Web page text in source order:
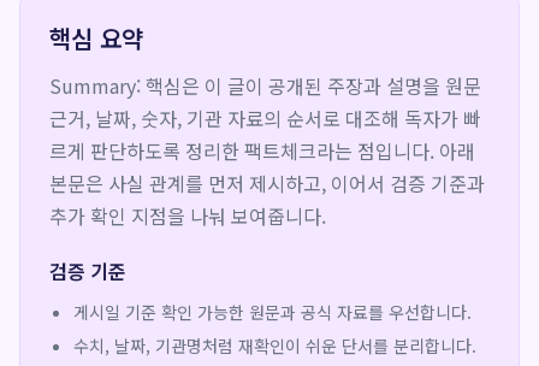
핵심 요약
Summary: 핵심은 이 글이 공개된 주장과 설명을 원문
근거, 날짜, 숫자, 기관 자료의 순서로 대조해 독자가 빠
르게 판단하도록 정리한 팩트체크라는 점입니다. 아래
본문은 사실 관계를 먼저 제시하고, 이어서 검증 기준과
추가 확인 지점을 나눠 보여줍니다.
검증 기준
게시일 기준 확인 가능한 원문과 공식 자료를 우선합니다.
수치, 날짜, 기관명처럼 재확인이 쉬운 단서를 분리합니다.